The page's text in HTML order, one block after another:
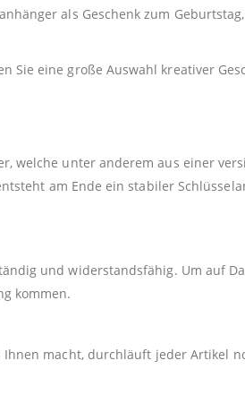
als Geschenk zum
Sie eine große Auswahl kreativer
welche unter anderem aus einer
am Ende ein stabiler
und widerstandsfähig. Um auf
kommen.
Ihnen macht, durchläuft jeder Artikel